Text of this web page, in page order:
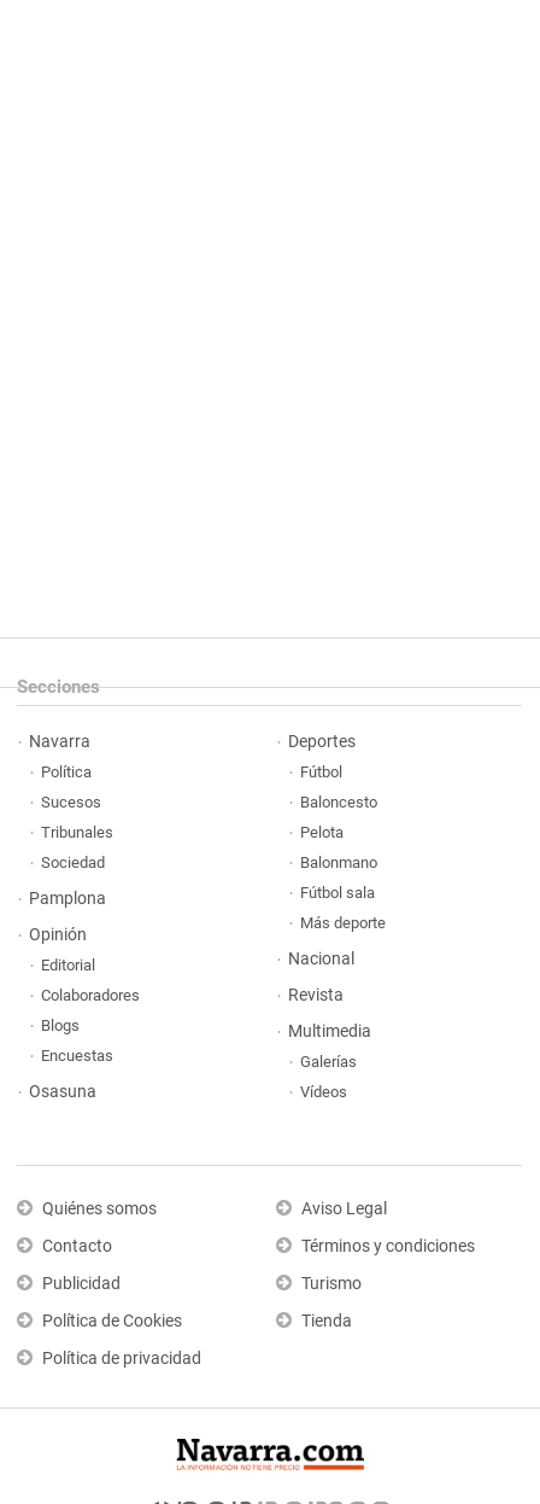
Secciones
Navarra
Política
Sucesos
Tribunales
Sociedad
Pamplona
Opinión
Editorial
Colaboradores
Blogs
Encuestas
Osasuna
Deportes
Fútbol
Baloncesto
Pelota
Balonmano
Fútbol sala
Más deporte
Nacional
Revista
Multimedia
Galerías
Vídeos
Quiénes somos
Contacto
Publicidad
Política de Cookies
Política de privacidad
Aviso Legal
Términos y condiciones
Turismo
Tienda